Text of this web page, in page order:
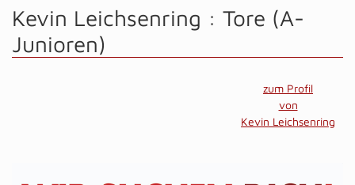
Kevin Leichsenring : Tore (A-
Junioren)
zum Profil
von
Kevin Leichsenring